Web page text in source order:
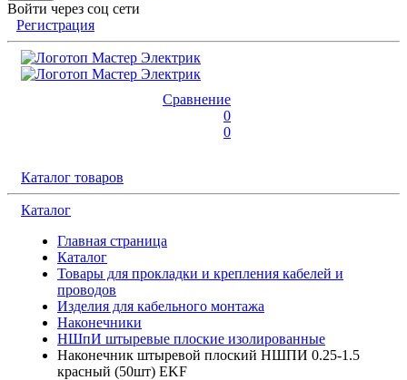
Войти через соц сети
Регистрация
Сравнение
0
0
Каталог товаров
Каталог
Главная страница
Каталог
Товары для прокладки и крепления кабелей и
проводов
Изделия для кабельного монтажа
Наконечники
НШпИ штыревые плоские изолированные
Наконечник штыревой плоский НШПИ 0.25-1.5
красный (50шт) EKF